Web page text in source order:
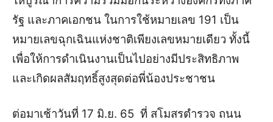
รัฐ และภาคเอกชน ในการใช้หมายเลข 191 เป็น
หมายเลขฉุกเฉินแห่งชาติเพียงเลขหมายเดียว ทั้งนี้
เพื่อให้การดำเนินงานเป็นไปอย่างมีประสิทธิภาพ
และเกิดผลสัมฤทธิ์สูงสุดต่อพี่น้องประชาชน
ต่อมาเช้าวันที่ 17 มิ.ย. 65 ที่ สโมสรตำรวจ ถนน